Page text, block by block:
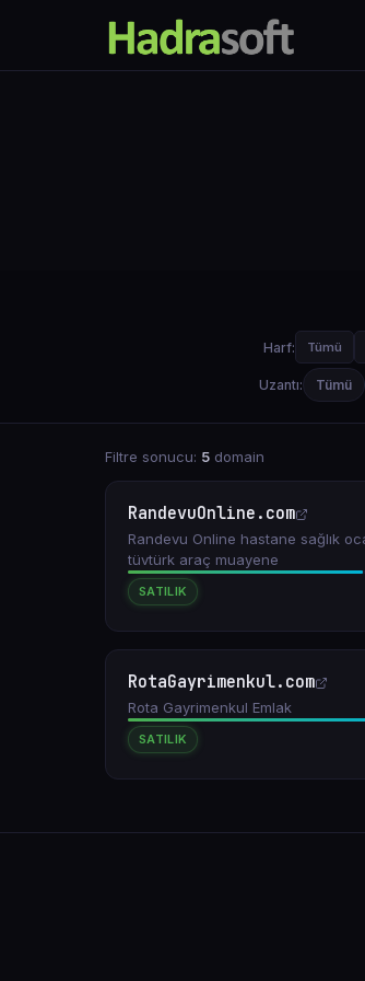
Harf: Tümü
Uzantı: Tümü
Filtre sonucu: 5 domain
RandevuOnline.com
Randevu Online hastane sağlık
tüvtürk araç muayene
SATILIK
RotaGayrimenkul.com
Rota Gayrimenkul Emlak
SATILIK